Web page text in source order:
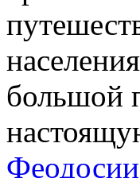
большой
Феодосии